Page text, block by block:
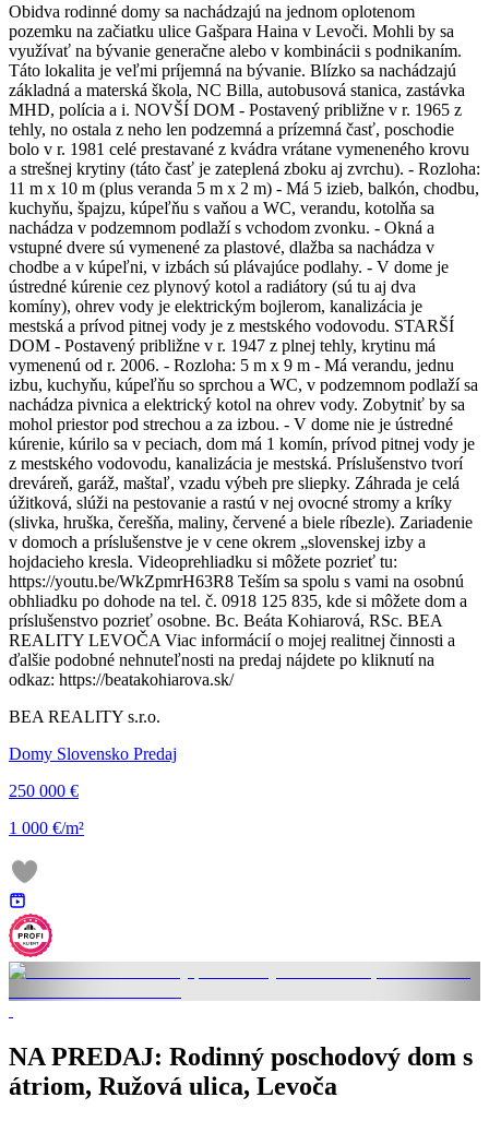
Obidva rodinné domy sa nachádzajú na jednom oplotenom
pozemku na začiatku ulice Gašpara Haina v Levoči. Mohli by sa
využívať na bývanie generačne alebo v kombinácii s podnikaním.
Táto lokalita je veľmi príjemná na bývanie. Blízko sa nachádzajú
základná a materská škola, NC Billa, autobusová stanica, zastávka
MHD, polícia a i. NOVŠÍ DOM - Postavený približne v r. 1965 z
tehly, no ostala z neho len podzemná a prízemná časť, poschodie
bolo v r. 1981 celé prestavané z kvádra vrátane vymeneného krovu
a strešnej krytiny (táto časť je zateplená zboku aj zvrchu). - Rozloha:
11 m x 10 m (plus veranda 5 m x 2 m) - Má 5 izieb, balkón, chodbu,
kuchyňu, špajzu, kúpeľňu s vaňou a WC, verandu, kotolňa sa
nachádza v podzemnom podlaží s vchodom zvonku. - Okná a
vstupné dvere sú vymenené za plastové, dlažba sa nachádza v
chodbe a v kúpeľni, v izbách sú plávajúce podlahy. - V dome je
ústredné kúrenie cez plynový kotol a radiátory (sú tu aj dva
komíny), ohrev vody je elektrickým bojlerom, kanalizácia je
mestská a prívod pitnej vody je z mestského vodovodu. STARŠÍ
DOM - Postavený približne v r. 1947 z plnej tehly, krytinu má
vymenenú od r. 2006. - Rozloha: 5 m x 9 m - Má verandu, jednu
izbu, kuchyňu, kúpeľňu so sprchou a WC, v podzemnom podlaží sa
nachádza pivnica a elektrický kotol na ohrev vody. Zobytniť by sa
mohol priestor pod strechou a za izbou. - V dome nie je ústredné
kúrenie, kúrilo sa v peciach, dom má 1 komín, prívod pitnej vody je
z mestského vodovodu, kanalizácia je mestská. Príslušenstvo tvorí
dreváreň, garáž, maštaľ, vzadu výbeh pre sliepky. Záhrada je celá
úžitková, slúži na pestovanie a rastú v nej ovocné stromy a kríky
(slivka, hruška, čerešňa, maliny, červené a biele ríbezle). Zariadenie
v domoch a príslušenstve je v cene okrem „slovenskej izby a
hojdacieho kresla. Videoprehliadku si môžete pozrieť tu:
https://youtu.be/WkZpmrH63R8 Teším sa spolu s vami na osobnú
obhliadku po dohode na tel. č. 0918 125 835, kde si môžete dom a
príslušenstvo pozrieť osobne. Bc. Beáta Kohiarová, RSc. BEA
REALITY LEVOČA Viac informácií o mojej realitnej činnosti a
ďalšie podobné nehnuteľnosti na predaj nájdete po kliknutí na
odkaz: https://beatakohiarova.sk/
BEA REALITY s.r.o.
Domy Slovensko Predaj
250 000 €
1 000 €/m²
NA PREDAJ: Rodinný poschodový dom s
átriom, Ružová ulica, Levoča